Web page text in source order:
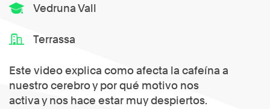
Vedruna Vall
Terrassa
Este video explica como afecta la cafeína a
nuestro cerebro y por qué motivo nos
activa y nos hace estar muy despiertos.